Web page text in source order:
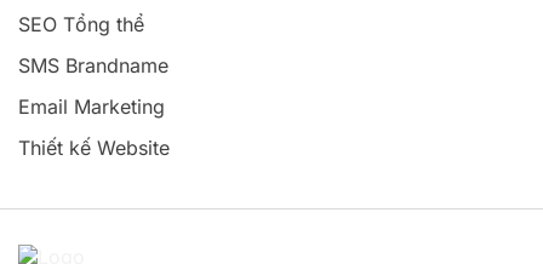
SEO Tổng thể
SMS Brandname
Email Marketing
Thiết kế Website